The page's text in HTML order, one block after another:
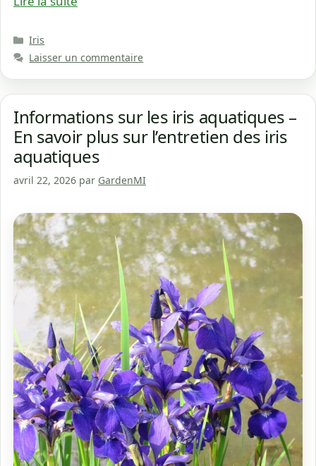
Catégories
Iris
Laisser un commentaire
Informations sur les iris aquatiques –
En savoir plus sur l’entretien des iris
aquatiques
avril 22, 2026 par GardenMI